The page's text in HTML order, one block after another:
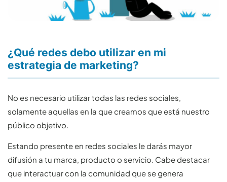
¿Qué redes debo utilizar en mi
estrategia de marketing?
No es necesario utilizar todas las redes sociales,
solamente aquellas en la que creamos que está nuestro
público objetivo.
Estando presente en redes sociales le darás mayor
difusión a tu marca, producto o servicio. Cabe destacar
que interactuar con la comunidad que se genera